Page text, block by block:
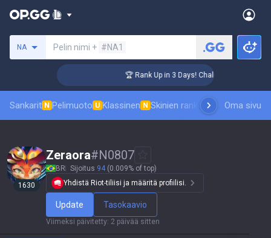
NA Pelin nimi + #NA1
🏆 Rank Up in 3 Days! Challenger Coaching
Sankarit N Pelimuoto U Klassinen N Skinien rankingTulostaulukot
Oma sivu
1630
Zeraora#N0807
BR Sijoitus 94 (0.009% of top)
Yhdistä Riot-tiliisi ja määritä profiilisi.
Update Tasokaavio
Viimeksi päivitetty: 2 päivää sitten